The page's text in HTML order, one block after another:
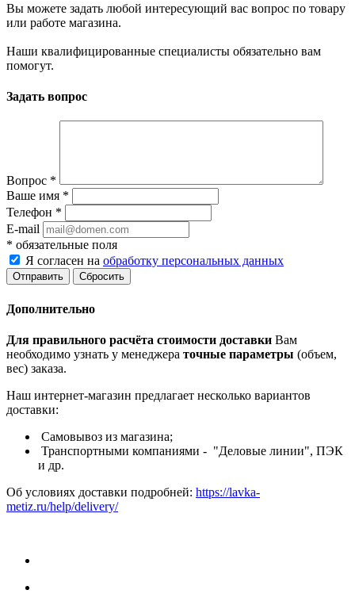
Вы можете задать любой интересующий вас вопрос по товару
или работе магазина.
Наши квалифицированные специалисты обязательно вам
помогут.
Задать вопрос
Вопрос *
Ваше имя *
Телефон *
E-mail
* обязательные поля
Я согласен на обработку персональных данных
Сбросить
Дополнительно
Для правильного расчёта стоимости доставки Вам
необходимо узнать у менеджера точные параметры (объем,
вес) заказа.
Наш интернет-магазин предлагает несколько вариантов
доставки:
Самовывоз из магазина;
Транспортными компаниями - "Деловые линии", ПЭК
и др.
Об условиях доставки подробней: https://lavka-
metiz.ru/help/delivery/